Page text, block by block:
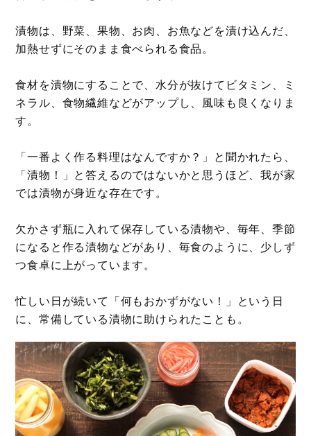
漬物は、野菜、果物、お肉、お魚などを漬け込んだ、
加熱せずにそのまま食べられる食品。
食材を漬物にすることで、水分が抜けてビタミン、ミ
ネラル、食物繊維などがアップし、風味も良くなりま
す。
「一番よく作る料理はなんですか？」と聞かれたら、
「漬物！」と答えるのではないかと思うほど、我が家
では漬物が身近な存在です。
欠かさず瓶に入れて保存している漬物や、毎年、季節
になると作る漬物などがあり、毎食のように、少しず
つ食卓に上がっています。
忙しい日が続いて「何もおかずがない！」という日
に、常備している漬物に助けられたことも。